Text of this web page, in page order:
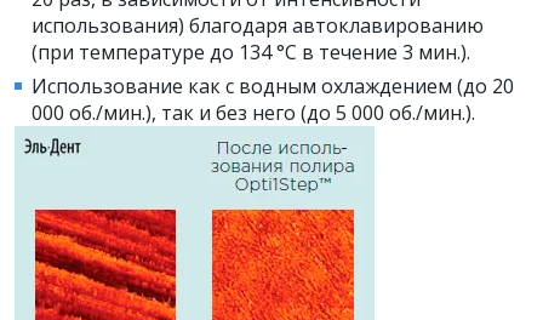
использования) благодаря автоклавированию
(при температуре до 134 °С в течение 3 мин.).
Использование как с водным охлаждением (до 20
000 об./мин.), так и без него (до 5 000 об./мин.).